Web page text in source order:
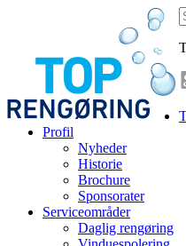
Profil
Nyheder
Historie
Brochure
Sponsorater
Serviceområder
Daglig rengøring